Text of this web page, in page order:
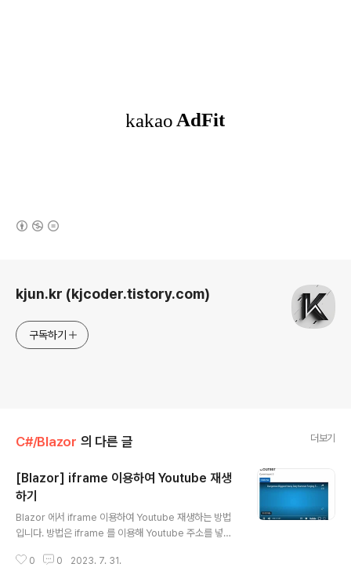
kjun.kr (kjcoder.tistory.com)
구독하기
C#/Blazor 의 다른 글 더보기
[Blazor] iframe 이용하여 Youtube 재생
하기
Blazor 에서 iframe 이용하여 Youtube 재생하는 방법
입니다. 방법은 iframe 를 이용해 Youtube 주소를 넣으
urrent count: @currentCount Click me @if (curre
0 0 2023. 7. 31.